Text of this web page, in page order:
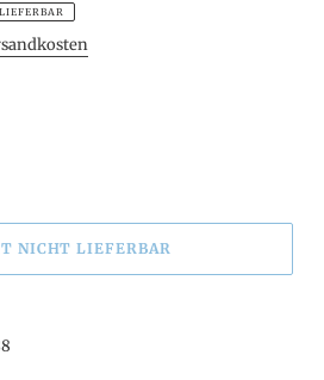
NICHT LIEFERBAR